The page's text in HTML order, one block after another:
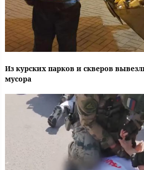
Из курских парков и скверов
мусора